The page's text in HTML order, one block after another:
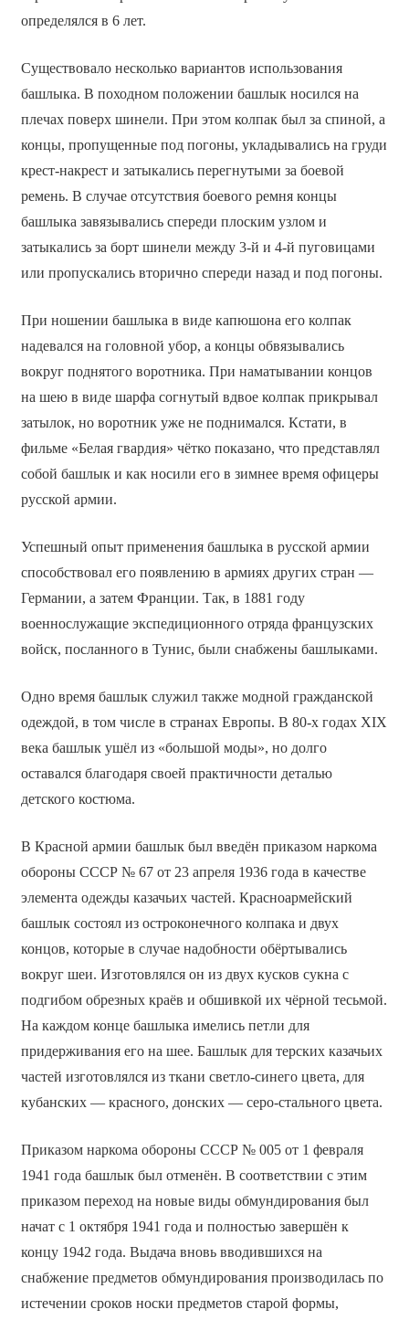
определялся в 6 лет.
Существовало несколько вариантов использования
башлыка. В походном положении башлык носился на
плечах поверх шинели. При этом колпак был за спиной, а
концы, пропущенные под погоны, укладывались на груди
крест-накрест и затыкались перегнутыми за боевой
ремень. В случае отсутствия боевого ремня концы
башлыка завязывались спереди плоским узлом и
затыкались за борт шинели между 3-й и 4-й пуговицами
или пропускались вторично спереди назад и под погоны.
При ношении башлыка в виде капюшона его колпак
надевался на головной убор, а концы обвязывались
вокруг поднятого воротника. При наматывании концов
на шею в виде шарфа согнутый вдвое колпак прикрывал
затылок, но воротник уже не поднимался. Кстати, в
фильме «Белая гвардия» чётко показано, что представлял
собой башлык и как носили его в зимнее время офицеры
русской армии.
Успешный опыт применения башлыка в русской армии
способствовал его появлению в армиях других стран —
Германии, а затем Франции. Так, в 1881 году
военнослужащие экспедиционного отряда французских
войск, посланного в Тунис, были снабжены башлыками.
Одно время башлык служил также модной гражданской
одеждой, в том числе в странах Европы. В 80-х годах XIX
века башлык ушёл из «большой моды», но долго
оставался благодаря своей практичности деталью
детского костюма.
В Красной армии башлык был введён приказом наркома
обороны СССР № 67 от 23 апреля 1936 года в качестве
элемента одежды казачьих частей. Красноармейский
башлык состоял из остроконечного колпака и двух
концов, которые в случае надобности обёртывались
вокруг шеи. Изготовлялся он из двух кусков сукна с
подгибом обрезных краёв и обшивкой их чёрной тесьмой.
На каждом конце башлыка имелись петли для
придерживания его на шее. Башлык для терских казачьих
частей изготовлялся из ткани светло-синего цвета, для
кубанских — красного, донских — серо-стального цвета.
Приказом наркома обороны СССР № 005 от 1 февраля
1941 года башлык был отменён. В соответствии с этим
приказом переход на новые виды обмундирования был
начат с 1 октября 1941 года и полностью завершён к
концу 1942 года. Выдача вновь вводившихся на
снабжение предметов обмундирования производилась по
истечении сроков носки предметов старой формы,